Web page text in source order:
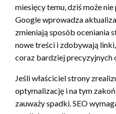
miesięcy temu, dziś może
Google wprowadza
zmieniają sposób oceniania
nowe treści i zdobywają
coraz bardziej precyzyjnych
Jeśli właściciel strony
optymalizację i na tym
zauważy spadki. SEO